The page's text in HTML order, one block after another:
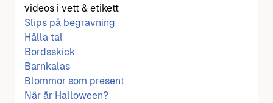
videos i vett & etikett
Slips på begravning
Hålla tal
Bordsskick
Barnkalas
Blommor som present
När är Halloween?